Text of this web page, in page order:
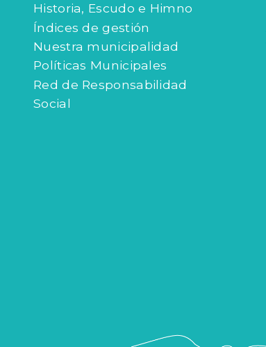
Historia, Escudo e Himno
Índices de gestión
Nuestra municipalidad
Políticas Municipales
Red de Responsabilidad
Social